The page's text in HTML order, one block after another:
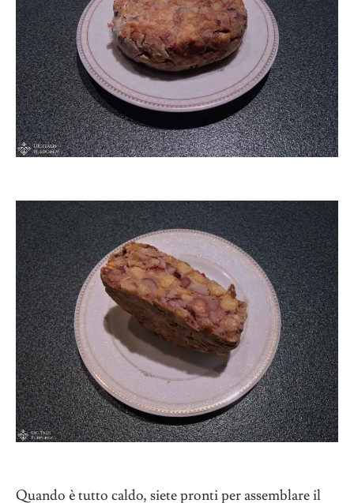
Quando è tutto caldo, siete pronti per assemblare il